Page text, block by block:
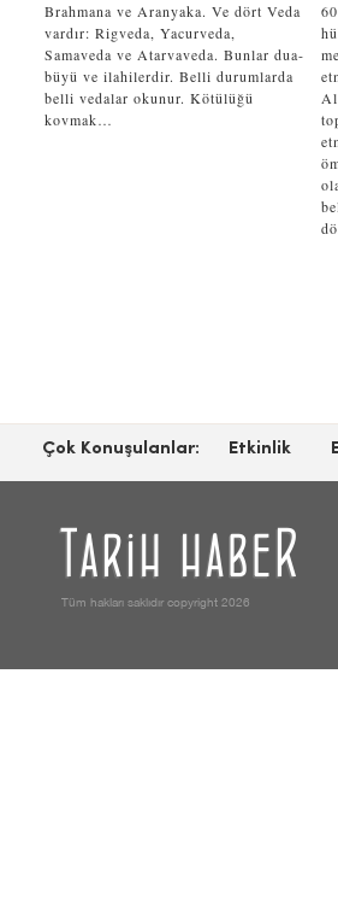
Brahmana ve Aranyaka. Ve dört Veda
vardır: Rigveda, Yacurveda,
Samaveda ve Atarvaveda. Bunlar dua-
büyü ve ilahilerdir. Belli durumlarda
belli vedalar okunur. Kötülüğü
kovmak…
Çok Konuşulanlar: Etkinlik
Tüm hakları saklıdır copyright 2026